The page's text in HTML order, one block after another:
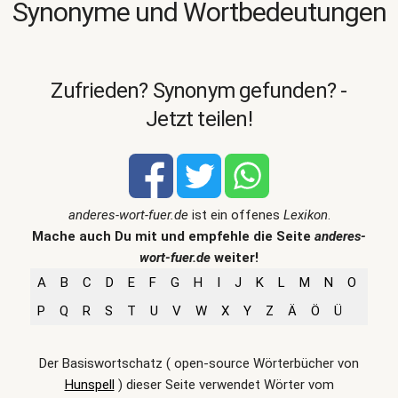
Synonyme und Wortbedeutungen
Zufrieden? Synonym gefunden? -
Jetzt teilen!
anderes-wort-fuer.deist ein offenes Lexikon.
Mache auch Du mit und empfehle die Seite anderes-
wort-fuer.de weiter!
A
B C D E F G H I J K L M N
O
P
Q R S T U V W X Y Z Ä Ö Ü
Der Basiswortschatz ( open-source Wörterbücher von
Hunspell) dieser Seite verwendet Wörter vom